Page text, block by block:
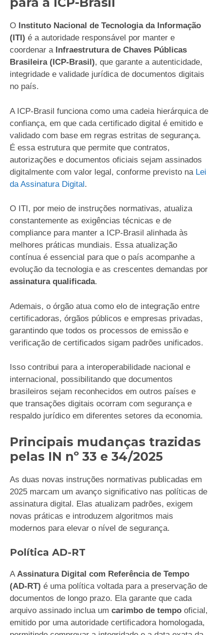
O Instituto Nacional de Tecnologia da Informação
(ITI) é a autoridade responsável por manter e
coordenar a Infraestrutura de Chaves Públicas
Brasileira (ICP-Brasil), que garante a autenticidade,
integridade e validade jurídica de documentos digitais
no país.
A ICP-Brasil funciona como uma cadeia hierárquica de
confiança, em que cada certificado digital é emitido e
validado com base em regras estritas de segurança.
É essa estrutura que permite que contratos,
autorizações e documentos oficiais sejam assinados
digitalmente com valor legal, conforme previsto na Lei
da Assinatura Digital.
O ITI, por meio de instruções normativas, atualiza
constantemente as exigências técnicas e de
compliance para manter a ICP-Brasil alinhada às
melhores práticas mundiais. Essa atualização
contínua é essencial para que o país acompanhe a
evolução da tecnologia e as crescentes demandas por
assinatura qualificada.
Ademais, o órgão atua como elo de integração entre
certificadoras, órgãos públicos e empresas privadas,
garantindo que todos os processos de emissão e
verificação de certificados sigam padrões unificados.
Isso contribui para a interoperabilidade nacional e
internacional, possibilitando que documentos
brasileiros sejam reconhecidos em outros países e
que transações digitais ocorram com segurança e
respaldo jurídico em diferentes setores da economia.
Principais mudanças trazidas
pelas IN nº 33 e 34/2025
As duas novas instruções normativas publicadas em
2025 marcam um avanço significativo nas políticas de
assinatura digital. Elas atualizam padrões, exigem
novas práticas e introduzem algoritmos mais
modernos para elevar o nível de segurança.
Política AD-RT
A Assinatura Digital com Referência de Tempo
(AD-RT) é uma política voltada para a preservação de
documentos de longo prazo. Ela garante que cada
arquivo assinado inclua um carimbo de tempo oficial,
emitido por uma autoridade certificadora homologada,